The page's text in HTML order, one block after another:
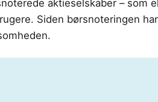
aktieselskaber – som
Siden børsnoteringen